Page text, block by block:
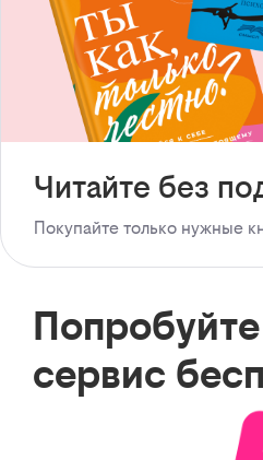
Читайте без
Покупайте только нужные
сервис